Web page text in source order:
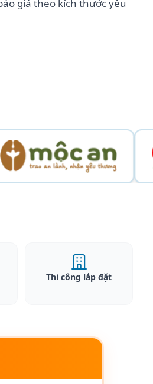
giá theo kích thước yêu
Thi công lắp đặt